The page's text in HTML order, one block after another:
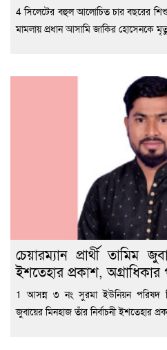
4 সিলেটের বহুল আলোচিত চার বছরের শিশু
মামলায় প্রধান আসামি জাকির হোসেনকে
চেয়ারম্যান প্রার্থী তামিম
ইশতেহার প্রকাশ, অগ্রাধিকার
1 আসন্ন ৩ নং সুরমা ইউনিয়ন পরিষদ
জুবায়ের মিনহাজ তাঁর নির্বাচনী ইশতেহার